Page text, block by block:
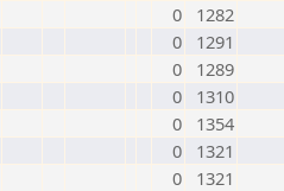
0
1282
0
1291
0
1289
0
1310
0
1354
0
1321
0
1321